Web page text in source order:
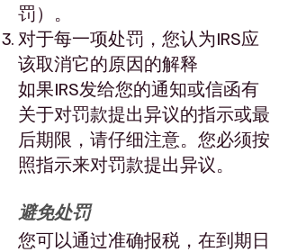
罚）。
对于每一项处罚，您认为IRS应
该取消它的原因的解释
如果IRS发给您的通知或信函有
关于对罚款提出异议的指示或最
后期限，请仔细注意。您必须按
照指示来对罚款提出异议。
避免处罚
您可以通过准确报税，在到期日